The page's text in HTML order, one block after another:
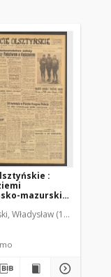
Włodzimierz
:
mazurskiej,
Władysław (1922-2001).